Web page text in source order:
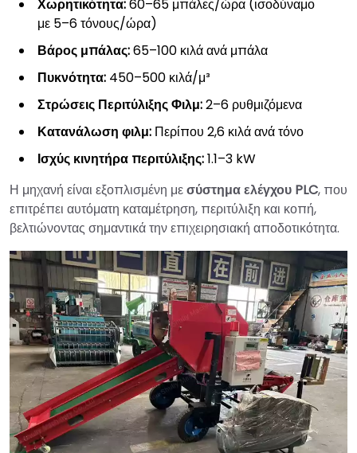
Χωρητικότητα:60–65 μπάλες/ώρα (ισοδύναμο
με 5–6 τόνους/ώρα)
Βάρος μπάλας:65–100 κιλά ανά μπάλα
Πυκνότητα: 450–500 κιλά/μ³
Στρώσεις Περιτύλιξης Φιλμ:2–6 ρυθμιζόμενα
Κατανάλωση φιλμ: Περίπου 2,6 κιλά ανά τόνο
Ισχύς κινητήρα περιτύλιξης:1.1–3 kW
Η μηχανή είναι εξοπλισμένη μεσύστημα ελέγχου PLC, που
επιτρέπει αυτόματη καταμέτρηση, περιτύλιξη και κοπή,
βελτιώνοντας σημαντικά την επιχειρησιακή αποδοτικότητα.